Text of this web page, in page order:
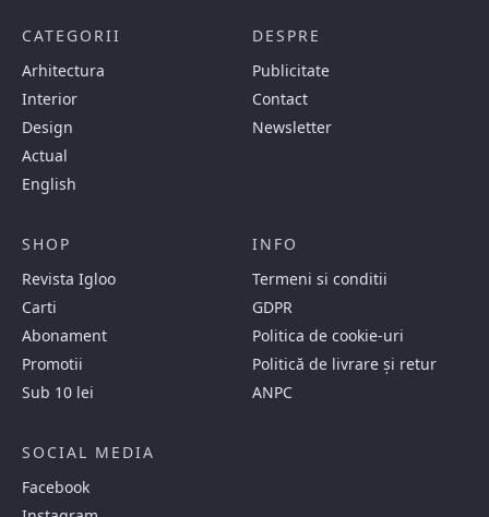
CATEGORII
Arhitectura
Interior
Design
Actual
English
DESPRE
Publicitate
Contact
Newsletter
SHOP
Revista Igloo
Carti
Abonament
Promotii
Sub 10 lei
INFO
Termeni si conditii
GDPR
Politica de cookie-uri
Politică de livrare și retur
ANPC
SOCIAL MEDIA
Facebook